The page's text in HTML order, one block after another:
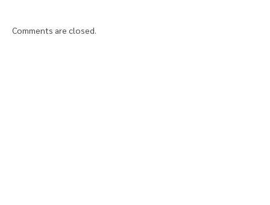
Comments are closed.